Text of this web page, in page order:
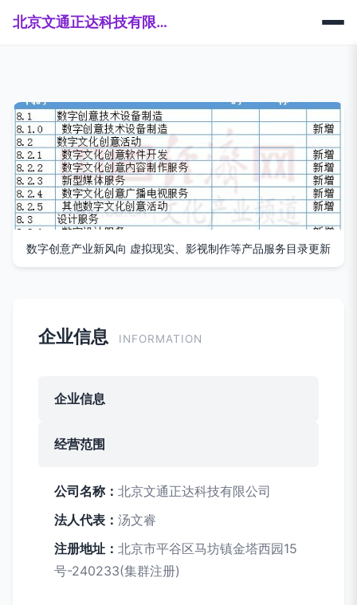
北京文通正达科技有限公司
数字创意产业新风向 虚拟现实、影视制作等产品服务目录更新
企业信息 INFORMATION
企业信息
经营范围
公司名称： 北京文通正达科技有限公司
法人代表： 汤文睿
注册地址： 北京市平谷区马坊镇金塔西园15
号-240233(集群注册)